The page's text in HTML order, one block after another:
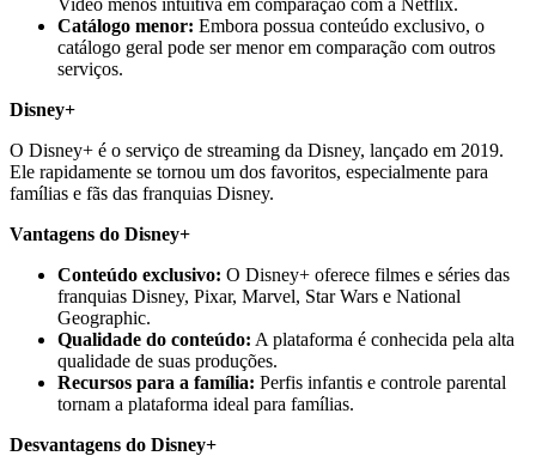
Catálogo menor: Embora possua conteúdo exclusivo, o
catálogo geral pode ser menor em comparação com outros
serviços.
Disney+
O Disney+ é o serviço de streaming da Disney, lançado em 2019.
Ele rapidamente se tornou um dos favoritos, especialmente para
famílias e fãs das franquias Disney.
Vantagens do Disney+
Conteúdo exclusivo: O Disney+ oferece filmes e séries das
franquias Disney, Pixar, Marvel, Star Wars e National
Geographic.
Qualidade do conteúdo: A plataforma é conhecida pela alta
qualidade de suas produções.
Recursos para a família: Perfis infantis e controle parental
tornam a plataforma ideal para famílias.
Desvantagens do Disney+